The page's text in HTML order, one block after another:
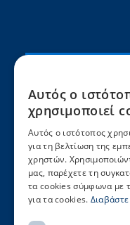
Αυτός ο
χρησιμοποιεί
Αυτός ο ιστότοπος
για τη βελτίωση της
χρηστών.
μας, παρέχετε τη
τα cookies σύμφωνα με
για τα cookies.